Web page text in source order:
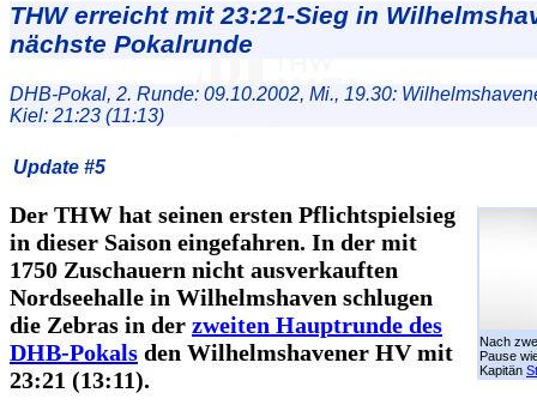
THW erreicht mit 23:21-Sieg in
nächste Pokalrunde
DHB-Pokal, 2. Runde: 09.10.2002, Mi., 19.30:
Kiel: 21:23 (11:13)
Update #5
Nach
Pause
Kapitän
Der THW hat seinen ersten Pflichtspielsieg
in dieser Saison eingefahren. In der mit
1750 Zuschauern nicht ausverkauften
Nordseehalle in Wilhelmshaven schlugen
die Zebras in der zweiten Hauptrunde des
DHB-Pokals den Wilhelmshavener HV mit
23:21 (13:11).